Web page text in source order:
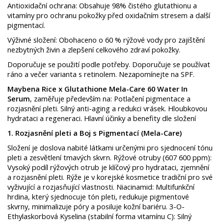
Antioxidační ochrana: Obsahuje 98% čistého glutathionu a
vitamíny pro ochranu pokožky před oxidačním stresem a další
pigmentací.
Výživné složení: Obohaceno o 60 % rýžové vody pro zajištění
nezbytných živin a zlepšení celkového zdraví pokožky.
Doporučuje se použití podle potřeby. Doporučuje se používat
ráno a večer varianta s retinolem. Nezapomínejte na SPF.
Maybena Rice x Glutathione Mela-Care 60 Water In
Serum, zaměřuje především na: ​Potlačení pigmentace a
rozjasnění pleti. ​Silný anti-aging a redukci vrásek. ​Hloubkovou
hydrataci a regeneraci. ​Hlavní účinky a benefity dle složení ​
1. Rozjasnění pleti a Boj s Pigmentací (Mela-Care) ​
Složení je doslova nabité látkami určenými pro sjednocení tónu
pleti a zesvětlení tmavých skvrn. ​Rýžové otruby (607 600 ppm):
Vysoký podíl rýžových otrub je klíčový pro hydrataci, zjemnění
a rozjasnění pleti. Rýže je v korejské kosmetice tradiční pro své
vyživující a rozjasňující vlastnosti. ​Niacinamid: Multifunkční
hrdina, který sjednocuje tón pleti, redukuje pigmentové
skvrny, minimalizuje póry a posiluje kožní bariéru. ​3-O-
Ethylaskorbová Kyselina (stabilní forma vitamínu C): Silný